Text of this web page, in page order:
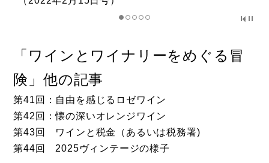
「ワインとワイナリーをめぐる冒
険」他の記事
第41回：自由を感じるロゼワイン
第42回：懐の深いオレンジワイン
第43回 ワインと税金（あるいは税務署)
第44回 2025ヴィンテージの様子